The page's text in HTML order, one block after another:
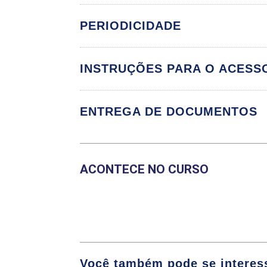
Componente
SAÚDE
CONTABILIDADE
DIREITO
PERIODICIDADE
INSTRUÇÕES PARA O
ENTREGA DE DOCUMENTOS
ACONTECE NO CURSO
Você também pode se